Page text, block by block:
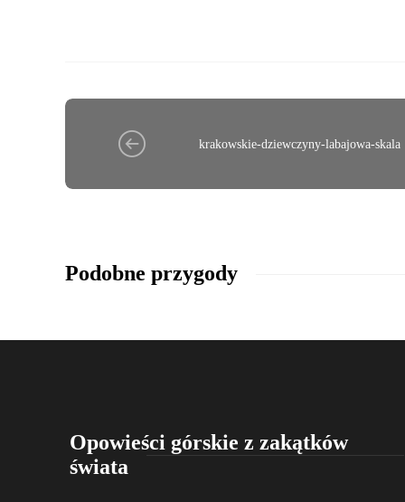
krakowskie-dziewczyny-labajowa-skala
Podobne przygody
Opowieści górskie z zakątków
świata